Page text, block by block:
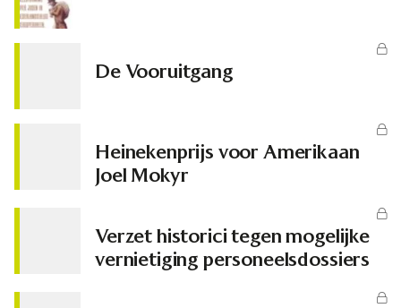
De Vooruitgang
Heinekenprijs voor Amerikaan
Joel Mokyr
Verzet historici tegen mogelijke
vernietiging personeelsdossiers